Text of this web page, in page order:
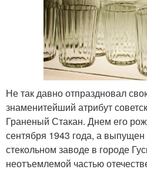
Не так давно отпраздновал
знаменитейший атрибут
Граненый Стакан. Днем его
сентября 1943 года, а
стекольном заводе в городе
неотъемлемой частью